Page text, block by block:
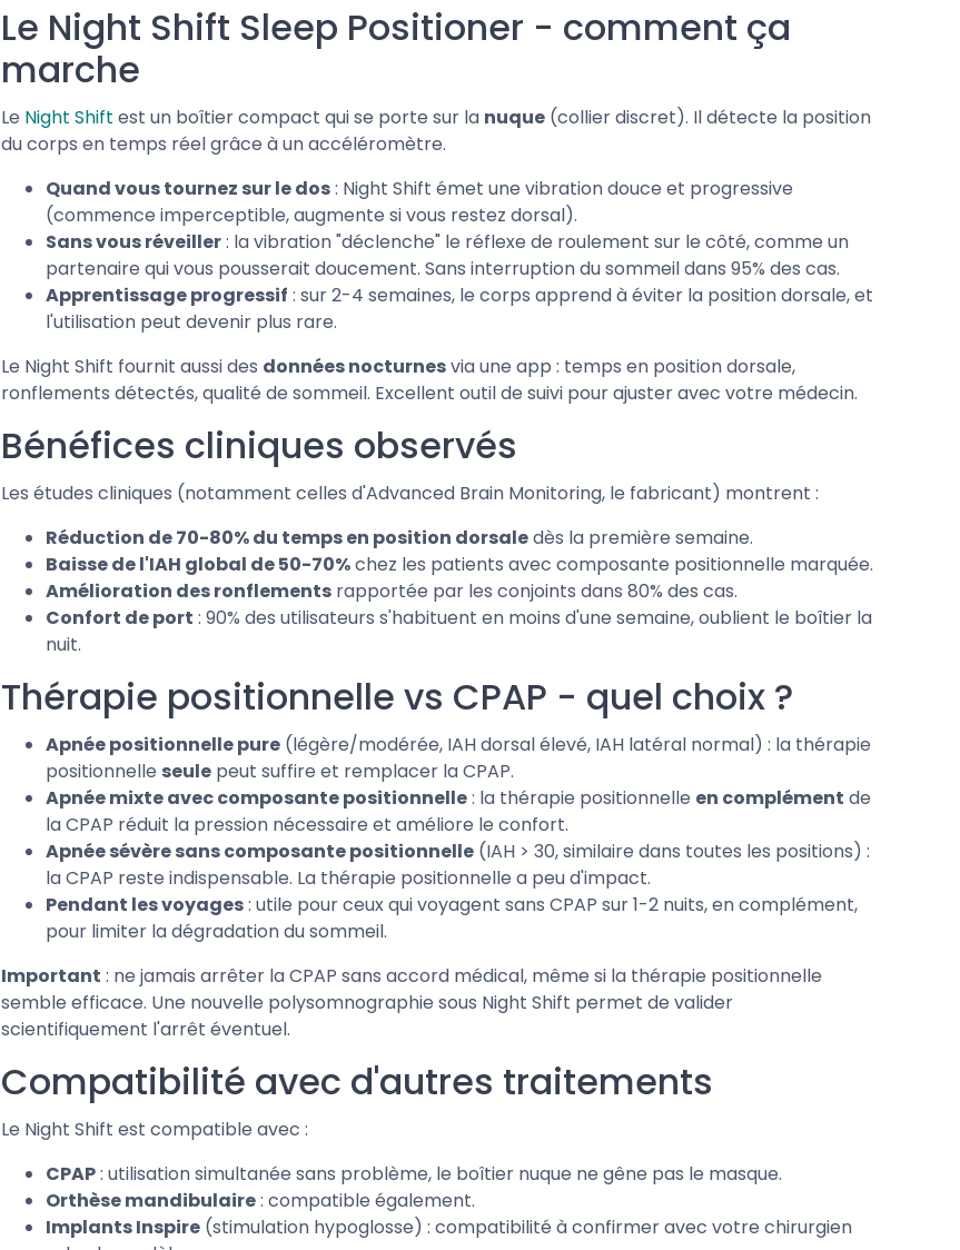
Le Night Shift Sleep Positioner - comment ça
marche
Le Night Shift est un boîtier compact qui se porte sur la nuque (collier discret). Il détecte la position
du corps en temps réel grâce à un accéléromètre.
Quand vous tournez sur le dos: Night Shift émet une vibration douce et progressive
(commence imperceptible, augmente si vous restez dorsal).
Sans vous réveiller: la vibration "déclenche" le réflexe de roulement sur le côté, comme un
partenaire qui vous pousserait doucement. Sans interruption du sommeil dans 95% des cas.
Apprentissage progressif : sur 2-4 semaines, le corps apprend à éviter la position dorsale, et
l'utilisation peut devenir plus rare.
Le Night Shift fournit aussi des données nocturnesvia une app : temps en position dorsale,
ronflements détectés, qualité de sommeil. Excellent outil de suivi pour ajuster avec votre médecin.
Bénéfices cliniques observés
Les études cliniques (notamment celles d'Advanced Brain Monitoring, le fabricant) montrent :
Réduction de 70-80% du temps en position dorsaledès la première semaine.
Baisse de l'IAH global de 50-70%chez les patients avec composante positionnelle marquée.
Amélioration des ronflements rapportée par les conjoints dans 80% des cas.
Confort de port : 90% des utilisateurs s'habituent en moins d'une semaine, oublient le boîtier la
nuit.
Thérapie positionnelle vs CPAP - quel choix ?
Apnée positionnelle pure (légère/modérée, IAH dorsal élevé, IAH latéral normal) : la thérapie
positionnelle seule peut suffire et remplacer la CPAP.
Apnée mixte avec composante positionnelle: la thérapie positionnelle en complément de
la CPAP réduit la pression nécessaire et améliore le confort.
Apnée sévère sans composante positionnelle (IAH > 30, similaire dans toutes les positions) :
la CPAP reste indispensable. La thérapie positionnelle a peu d'impact.
Pendant les voyages: utile pour ceux qui voyagent sans CPAP sur 1-2 nuits, en complément,
pour limiter la dégradation du sommeil.
Important : ne jamais arrêter la CPAP sans accord médical, même si la thérapie positionnelle
semble efficace. Une nouvelle polysomnographie sous Night Shift permet de valider
scientifiquement l'arrêt éventuel.
Compatibilité avec d'autres traitements
Le Night Shift est compatible avec :
CPAP: utilisation simultanée sans problème, le boîtier nuque ne gêne pas le masque.
Orthèse mandibulaire: compatible également.
Implants Inspire (stimulation hypoglosse) : compatibilité à confirmer avec votre chirurgien